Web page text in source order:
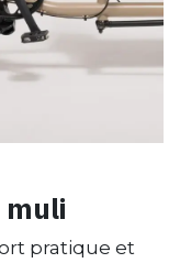
muli
pratique et